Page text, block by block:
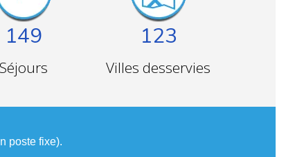
149
Séjours
123
Villes desservies
poste fixe).